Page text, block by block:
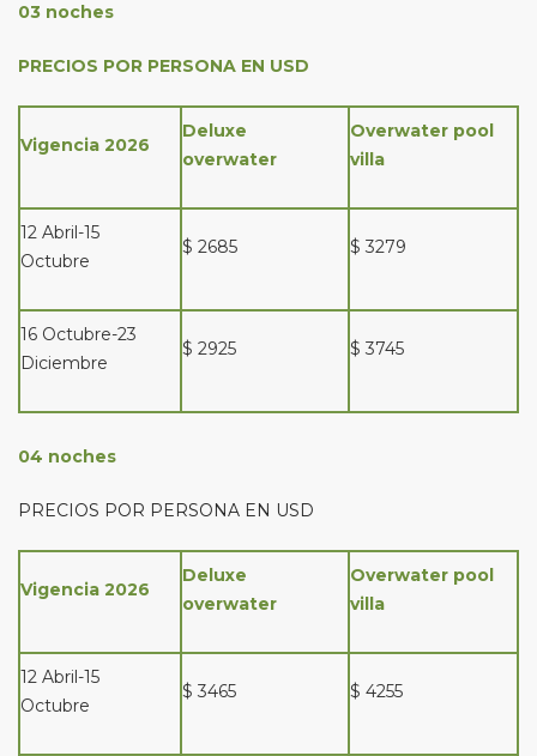
03 noches
PRECIOS POR PERSONA EN USD
Vigencia 2026
Deluxe
overwater
Overwater pool
villa
12 Abril-15
Octubre
$ 2685 $ 3279
16 Octubre-23
Diciembre
$ 2925 $ 3745
04 noches
PRECIOS POR PERSONA EN USD
Vigencia 2026
Deluxe
overwater
Overwater pool
villa
12 Abril-15
Octubre
$ 3465 $ 4255